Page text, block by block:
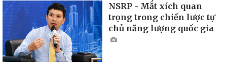
NSRP - Mắt xích quan
trọng trong chiến lược tự
chủ năng lượng quốc gia